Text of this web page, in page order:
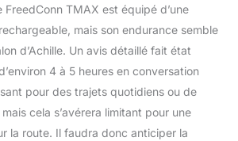
FreedConn TMAX est équipé d’une
mais son endurance semble
d’Achille. Un avis détaillé fait état
4 à 5 heures en conversation
pour des trajets quotidiens ou de
cela s’avérera limitant pour une
la route. Il faudra donc anticiper la